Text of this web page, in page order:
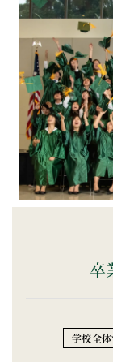
卒
学校全